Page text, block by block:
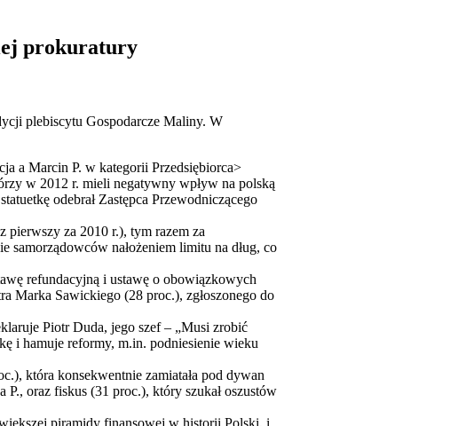
prokuratury
plebiscytu Gospodarcze Maliny. W
a Marcin P. w kategorii Przedsiębiorca>
w 2012 r. mieli negatywny wpływ na polską
odebrał Zastępca Przewodniczącego
pierwszy za 2010 r.), tym razem za
samorządowców nałożeniem limitu na dług, co
refundacyjną i ustawę o obowiązkowych
Marka Sawickiego (28 proc.), zgłoszonego do
Piotr Duda, jego szef – „Musi zrobić
i hamuje reformy, m.in. podniesienie wieku
która konsekwentnie zamiatała pod dywan
oraz fiskus (31 proc.), który szukał oszustów